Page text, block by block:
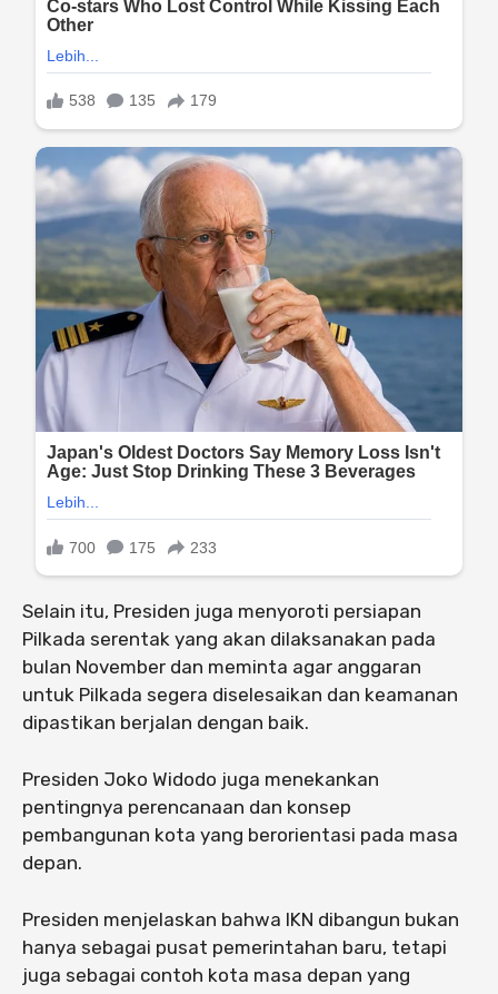
Selain itu, Presiden juga menyoroti persiapan
Pilkada serentak yang akan dilaksanakan pada
bulan November dan meminta agar anggaran
untuk Pilkada segera diselesaikan dan keamanan
dipastikan berjalan dengan baik.
Presiden Joko Widodo juga menekankan
pentingnya perencanaan dan konsep
pembangunan kota yang berorientasi pada masa
depan.
Presiden menjelaskan bahwa IKN dibangun bukan
hanya sebagai pusat pemerintahan baru, tetapi
juga sebagai contoh kota masa depan yang